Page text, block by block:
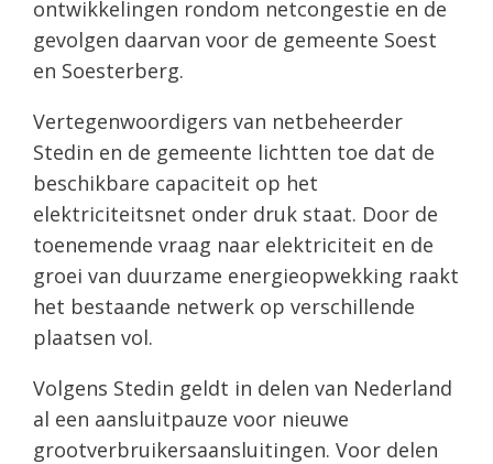
ontwikkelingen rondom netcongestie en de
gevolgen daarvan voor de gemeente Soest
en Soesterberg.
Vertegenwoordigers van netbeheerder
Stedin en de gemeente lichtten toe dat de
beschikbare capaciteit op het
elektriciteitsnet onder druk staat. Door de
toenemende vraag naar elektriciteit en de
groei van duurzame energieopwekking raakt
het bestaande netwerk op verschillende
plaatsen vol.
Volgens Stedin geldt in delen van Nederland
al een aansluitpauze voor nieuwe
grootverbruikersaansluitingen. Voor delen